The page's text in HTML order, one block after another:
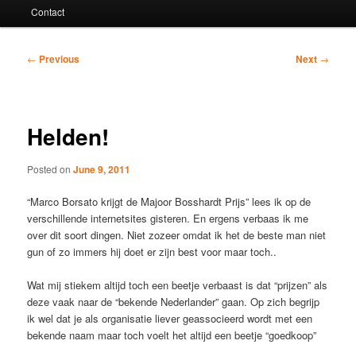
Contact
Post
← Previous Next →
Helden!
Posted onJune 9, 2011
“Marco Borsato krijgt de Majoor Bosshardt Prijs” lees ik op de
verschillende internetsites gisteren. En ergens verbaas ik me
over dit soort dingen. Niet zozeer omdat ik het de beste man niet
gun of zo immers hij doet er zijn best voor maar toch..
Wat mij stiekem altijd toch een beetje verbaast is dat “prijzen” als
deze vaak naar de “bekende Nederlander” gaan. Op zich begrijp
ik wel dat je als organisatie liever geassocieerd wordt met een
bekende naam maar toch voelt het altijd een beetje “goedkoop”